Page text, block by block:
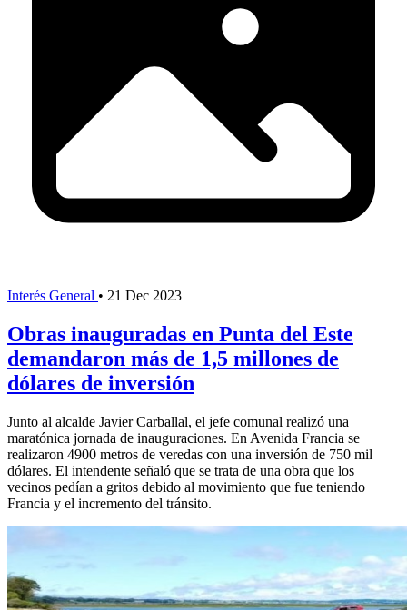
Interés General • 21 Dec 2023
Obras inauguradas en Punta del Este
demandaron más de 1,5 millones de
dólares de inversión
Junto al alcalde Javier Carballal, el jefe comunal realizó una
maratónica jornada de inauguraciones. En Avenida Francia se
realizaron 4900 metros de veredas con una inversión de 750 mil
dólares. El intendente señaló que se trata de una obra que los
vecinos pedían a gritos debido al movimiento que fue teniendo
Francia y el incremento del tránsito.